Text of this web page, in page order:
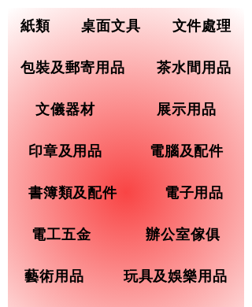
紙類 桌面文具 文件處理
包裝及郵寄用品 茶水間用品
文儀器材 展示用品
印章及用品 電腦及配件
書簿類及配件 電子用品
電工五金 辦公室傢俱
藝術用品 玩具及娛樂用品